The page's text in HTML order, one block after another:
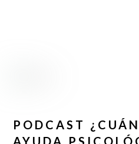
PODCAST
AYUDA